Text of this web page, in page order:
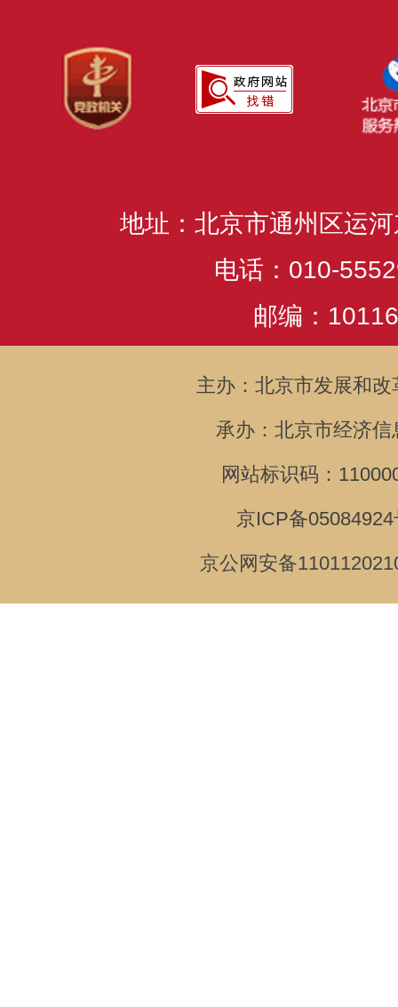
地址：北京市通州区运
电话：010-
邮编：
主办：北京市发展和改
承办：北京市经济信
网站标识码：
京ICP备
京公网安备